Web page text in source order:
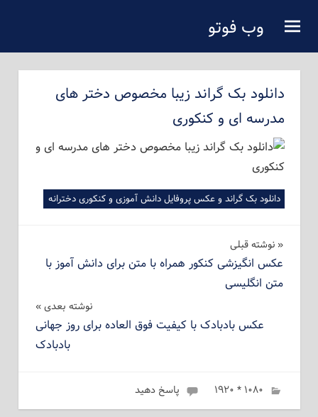
محتوای
اصلی
وب فوتو
دانلود بک گراند زیبا مخصوص دختر های
مدرسه ای و کنکوری
دانلود بک گراند و عکس پروفایل دانش آموزی و کنکوری دخترانه
راهبری
نوشته
نوشته‌ قبلی
عکس انگیزشی کنکور همراه با متن برای دانش آموز با
متن انگلیسی
نوشته بعدی
عکس بادبادک با کیفیت فوق العاده برای روز جهانی
بادبادک
ژانویه 5, 2023
admin
۱۰۸۰ * ۱۹۲۰ پاسخ دهید